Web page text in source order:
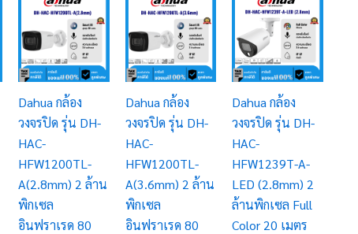
Dahua กล้อง
วงจรปิด รุ่น DH-
HAC-
HFW1200TL-
A(2.8mm) 2 ล้าน
พิกเซล
อินฟราเรด 80
Dahua กล้อง
วงจรปิด รุ่น DH-
HAC-
HFW1200TL-
A(3.6mm) 2 ล้าน
พิกเซล
อินฟราเรด 80
Dahua กล้อง
วงจรปิด รุ่น DH-
HAC-
HFW1239T-A-
LED (2.8mm) 2
ล้านพิกเซล Full
Color 20 เมตร